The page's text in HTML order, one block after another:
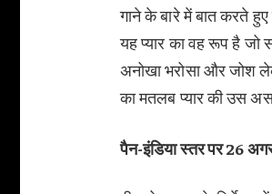
गाने के बारे में बात करते
यह प्यार का वह रूप है
अनोखा भरोसा और जोश
का मतलब प्यार की उस
पैन-इंडिया स्तर पर 26